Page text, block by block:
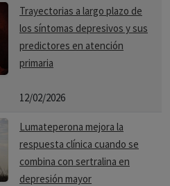
Trayectorias a largo plazo de
los síntomas depresivos y sus
predictores en atención
primaria
12/02/2026
Lumateperona mejora la
respuesta clínica cuando se
combina con sertralina en
depresión mayor